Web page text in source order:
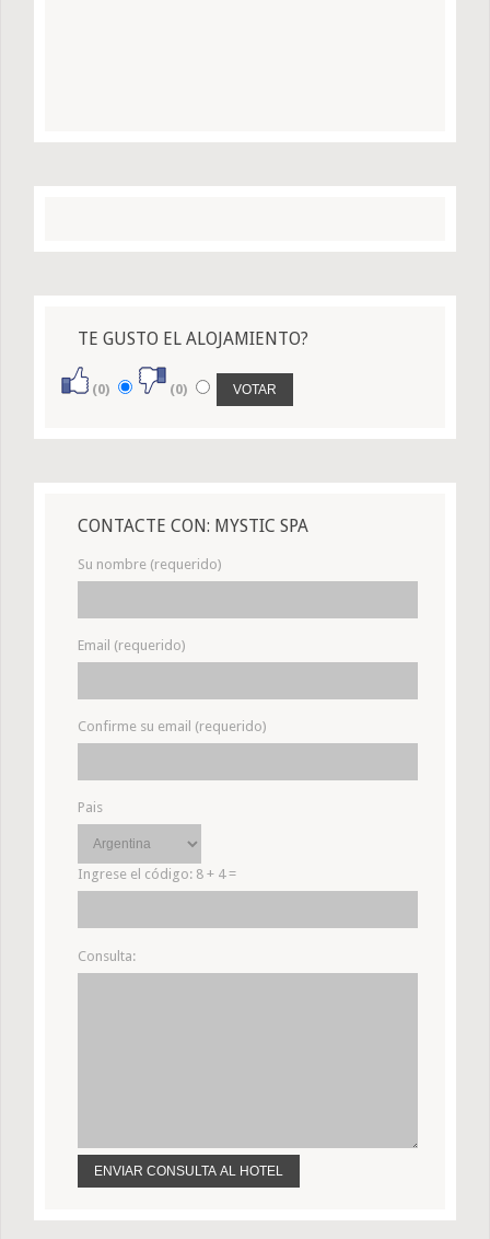
TE GUSTO EL ALOJAMIENTO?
(0) (0)
CONTACTE CON: MYSTIC SPA
Su nombre (requerido)
Email (requerido)
Confirme su email (requerido)
Pais
Ingrese el código: 8 + 4 =
Consulta: